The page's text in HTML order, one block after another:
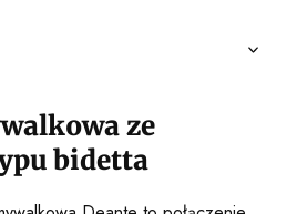
ze
bidetta